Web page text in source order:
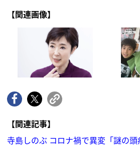
【関連画像】
【関連記事】
寺島しのぶ コロナ禍で異変「謎の頭